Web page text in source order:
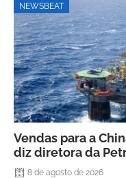
NEWSBEAT
Vendas para a
diz diretora da
8 de agosto de 2026